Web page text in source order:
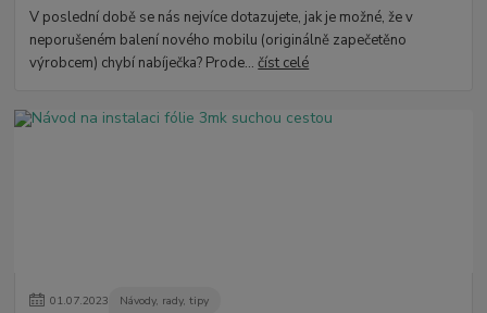
V poslední době se nás nejvíce dotazujete, jak je možné, že v
neporušeném balení nového mobilu (originálně zapečetěno
výrobcem) chybí nabíječka? Prode...číst celé
01.07.2023 Návody, rady, tipy